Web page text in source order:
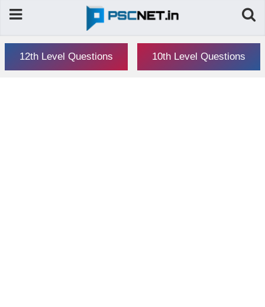
12th Level Questions 10th Level Questions